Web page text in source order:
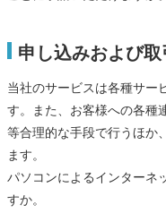
申し込みおよび
当社のサービスは各種サー
す。また、お客様への各種
等合理的な手段で行うほか
ます。
パソコンによるインターネ
すか。